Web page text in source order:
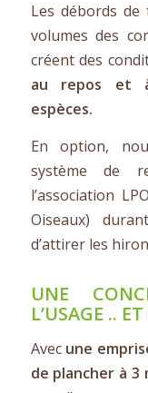
Les débords
volumes des
créent des
au repos et à
espèces.
En option,
système de
l’association
Oiseaux)
d’attirer les
UNE
L’USAGE ..
Avecune
de plancher à